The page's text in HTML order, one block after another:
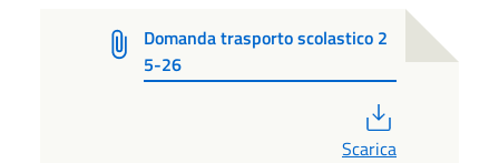
Domanda trasporto scolastico 2
5-26
Scarica